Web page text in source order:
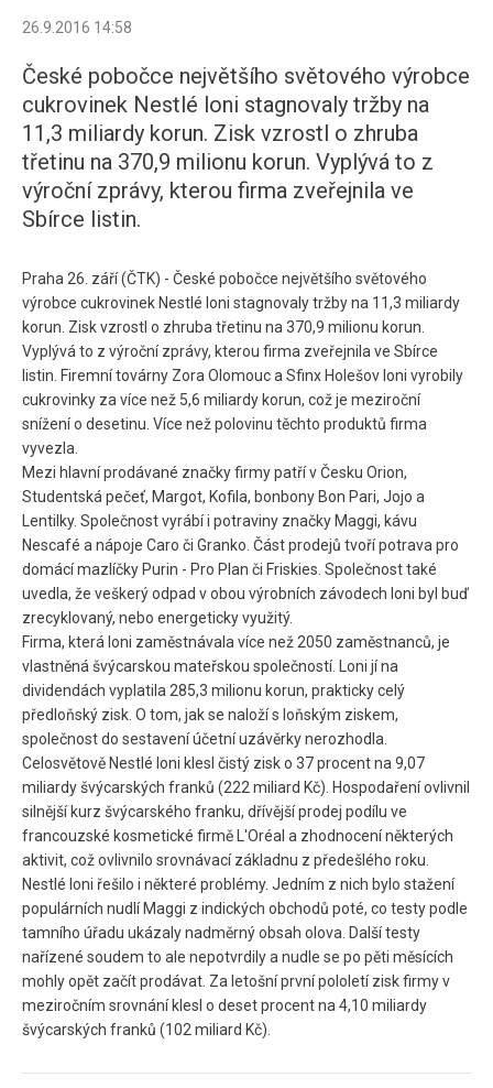
26.9.2016 14:58
České pobočce největšího světového výrobce
cukrovinek Nestlé loni stagnovaly tržby na
11,3 miliardy korun. Zisk vzrostl o zhruba
třetinu na 370,9 milionu korun. Vyplývá to z
výroční zprávy, kterou firma zveřejnila ve
Sbírce listin.
Praha 26. září (ČTK) - České pobočce největšího světového
výrobce cukrovinek Nestlé loni stagnovaly tržby na 11,3 miliardy
korun. Zisk vzrostl o zhruba třetinu na 370,9 milionu korun.
Vyplývá to z výroční zprávy, kterou firma zveřejnila ve Sbírce
listin. Firemní továrny Zora Olomouc a Sfinx Holešov loni vyrobily
cukrovinky za více než 5,6 miliardy korun, což je meziroční
snížení o desetinu. Více než polovinu těchto produktů firma
vyvezla.
Mezi hlavní prodávané značky firmy patří v Česku Orion,
Studentská pečeť, Margot, Kofila, bonbony Bon Pari, Jojo a
Lentilky. Společnost vyrábí i potraviny značky Maggi, kávu
Nescafé a nápoje Caro či Granko. Část prodejů tvoří potrava pro
domácí mazlíčky Purin - Pro Plan či Friskies. Společnost také
uvedla, že veškerý odpad v obou výrobních závodech loni byl buď
zrecyklovaný, nebo energeticky využitý.
Firma, která loni zaměstnávala více než 2050 zaměstnanců, je
vlastněná švýcarskou mateřskou společností. Loni jí na
dividendách vyplatila 285,3 milionu korun, prakticky celý
předloňský zisk. O tom, jak se naloží s loňským ziskem,
společnost do sestavení účetní uzávěrky nerozhodla.
Celosvětově Nestlé loni klesl čistý zisk o 37 procent na 9,07
miliardy švýcarských franků (222 miliard Kč). Hospodaření ovlivnil
silnější kurz švýcarského franku, dřívější prodej podílu ve
francouzské kosmetické firmě L'Oréal a zhodnocení některých
aktivit, což ovlivnilo srovnávací základnu z předešlého roku.
Nestlé loni řešilo i některé problémy. Jedním z nich bylo stažení
populárních nudlí Maggi z indických obchodů poté, co testy podle
tamního úřadu ukázaly nadměrný obsah olova. Další testy
nařízené soudem to ale nepotvrdily a nudle se po pěti měsících
mohly opět začít prodávat. Za letošní první pololetí zisk firmy v
meziročním srovnání klesl o deset procent na 4,10 miliardy
švýcarských franků (102 miliard Kč).